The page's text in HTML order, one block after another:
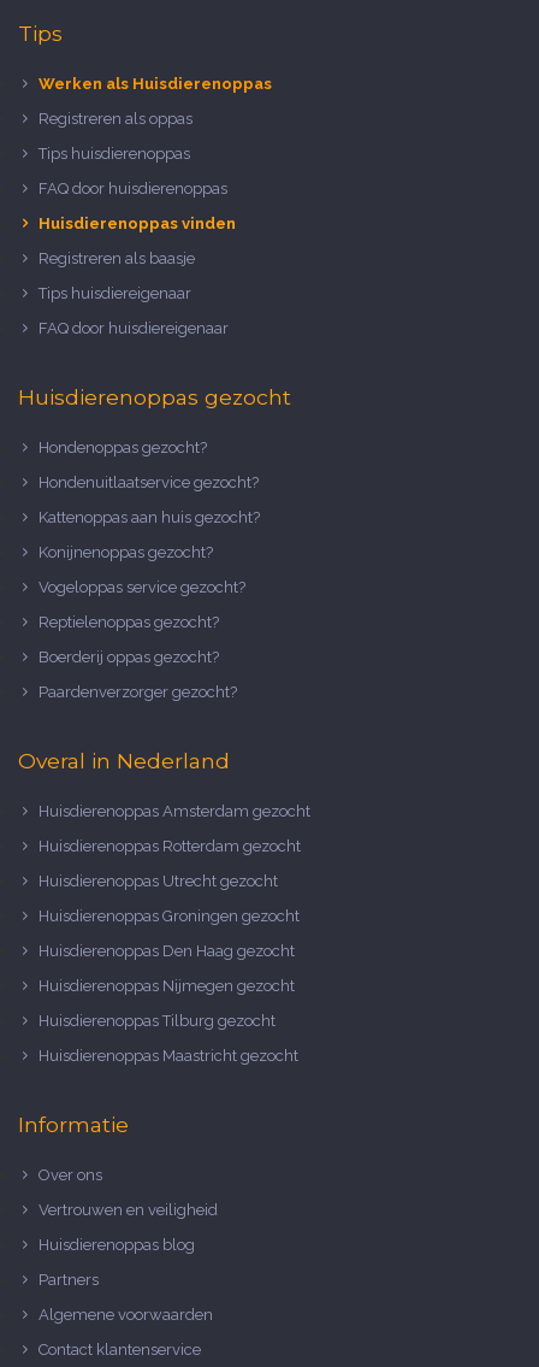
Tips
Werken als Huisdierenoppas
Registreren als oppas
Tips huisdierenoppas
FAQ door huisdierenoppas
Huisdierenoppas vinden
Registreren als baasje
Tips huisdiereigenaar
FAQ door huisdiereigenaar
Huisdierenoppas gezocht
Hondenoppas gezocht?
Hondenuitlaatservice gezocht?
Kattenoppas aan huis gezocht?
Konijnenoppas gezocht?
Vogeloppas service gezocht?
Reptielenoppas gezocht?
Boerderij oppas gezocht?
Paardenverzorger gezocht?
Overal in Nederland
Huisdierenoppas Amsterdam gezocht
Huisdierenoppas Rotterdam gezocht
Huisdierenoppas Utrecht gezocht
Huisdierenoppas Groningen gezocht
Huisdierenoppas Den Haag gezocht
Huisdierenoppas Nijmegen gezocht
Huisdierenoppas Tilburg gezocht
Huisdierenoppas Maastricht gezocht
Informatie
Over ons
Vertrouwen en veiligheid
Huisdierenoppas blog
Partners
Algemene voorwaarden
Contact klantenservice